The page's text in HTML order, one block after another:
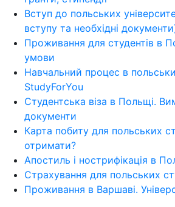
Вступ до польських
вступу та необхідні
Проживання для студентів в
умови
Навчальний процес в
StudyForYou
Студентська віза в Польщі.
документи
Карта побиту для польських
отримати?
Апостиль і нострифікація в
Страхування для польських
Проживання в Варшаві.